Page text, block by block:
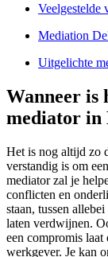
Veelgestelde
Mediation
Uitgelichte
Wanneer is
mediator in
Het is nog altijd zo
verstandig is om
mediator zal je
conflicten en
staan, tussen
laten verdwijnen.
een compromis
werkgever. Je kan